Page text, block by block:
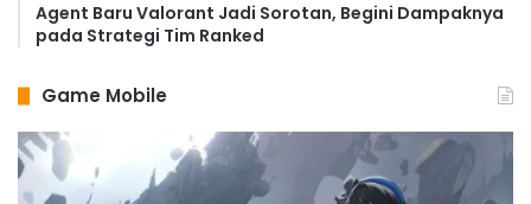
Agent Baru Valorant Jadi Sorotan, Begini Dampaknya
pada Strategi Tim Ranked
Game Mobile